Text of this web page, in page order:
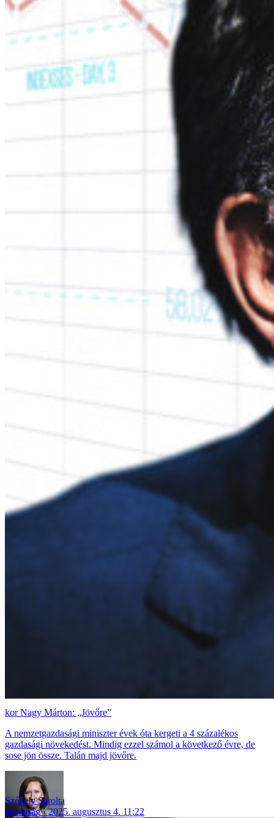
Nagy Márton: „Jövőre”
A nemzetgazdasági miniszter évek óta kergeti a 4 százalékos
gazdasági növekedést. Mindig ezzel számol a következő évre, de
sose jön össze. Talán majd jövőre.
Székely Sarolta
gazdaság
2025. augusztus 4. 11:22